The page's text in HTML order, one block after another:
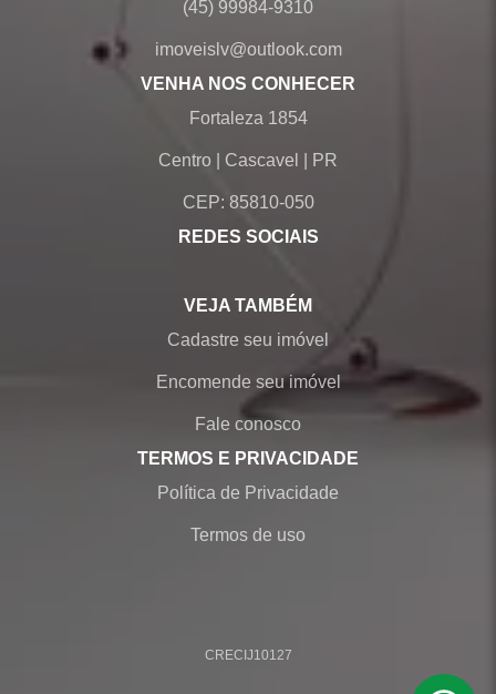
(45) 99984-9310
imoveislv@outlook.com
VENHA NOS CONHECER
Fortaleza 1854
Centro Cascavel PR
CEP: 85810-050
REDES SOCIAIS
VEJA TAMBÉM
Cadastre seu imóvel
Encomende seu imóvel
Fale conosco
TERMOS E PRIVACIDADE
Política de Privacidade
Termos de uso
CRECIJ10127